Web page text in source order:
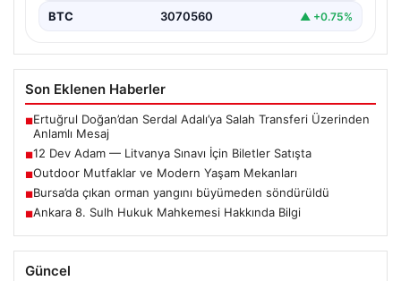
BTC 3070560 ▲ +0.75%
Son Eklenen Haberler
■Ertuğrul Doğan’dan Serdal Adalı’ya Salah Transferi Üzerinden
Anlamlı Mesaj
■12 Dev Adam — Litvanya Sınavı İçin Biletler Satışta
■Outdoor Mutfaklar ve Modern Yaşam Mekanları
■Bursa’da çıkan orman yangını büyümeden söndürüldü
■Ankara 8. Sulh Hukuk Mahkemesi Hakkında Bilgi
Güncel